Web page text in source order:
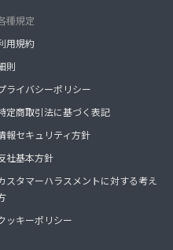
種規定
用規約
則
ライバシーポリシー
定商取引法に基づく表記
報セキュリティ方針
社基本方針
スタマーハラスメントに対する考え
ッキーポリシー